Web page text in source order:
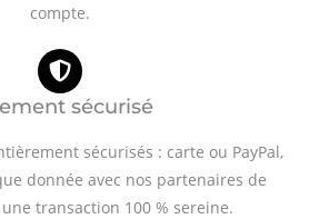
compte.
sécurisé
sécurisés : carte ou PayPal,
donnée avec nos partenaires de
transaction 100 % sereine.